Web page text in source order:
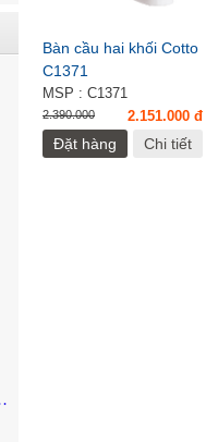
Bàn cầu hai khối Cotto
C1371
MSP : C1371
2.390.000 2.151.000 đ
Đặt hàng Chi tiết